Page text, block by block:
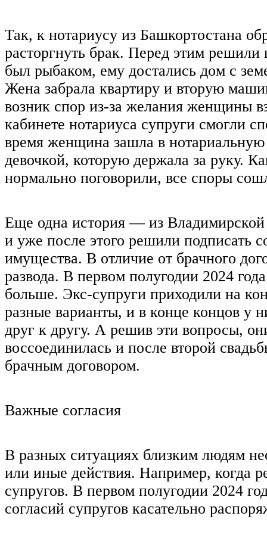
Так, к нотариусу из Башкортостана
расторгнуть брак. Перед этим
был рыбаком, ему достались дом с
Жена забрала квартиру и вторую
возник спор из-за желания женщины
кабинете нотариуса супруги смогли
время женщина зашла в
девочкой, которую держала за руку.
нормально поговорили, все споры
Еще одна история — из Владимирской
и уже после этого решили подписать
имущества. В отличие от брачного
развода. В первом полугодии 2024
больше. Экс-супруги приходили на
разные варианты, и в конце концов у
друг к другу. А решив эти вопросы,
воссоединилась и после второй
брачным договором.
Важные согласия
В разных ситуациях близким людям
или иные действия. Например, когда
супругов. В первом полугодии 2024
согласий супругов касательно